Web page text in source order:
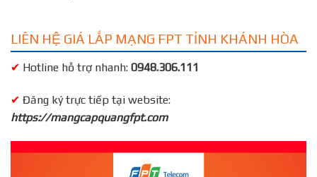
LIÊN HỆ GIÁ LẮP MẠNG FPT TỈNH KHÁNH HÒA
✔ Hotline hỗ trợ nhanh: 0948.306.111
✔ Đăng ký trực tiếp tại website:
https://mangcapquangfpt.com